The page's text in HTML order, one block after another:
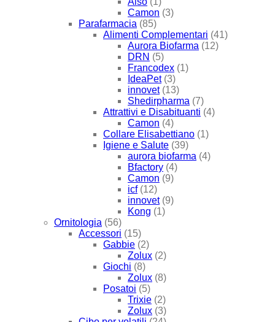
Camon (3)
Parafarmacia (85)
Alimenti Complementari (41)
Aurora Biofarma (12)
DRN (5)
Francodex (1)
IdeaPet (3)
innovet (13)
Shedirpharma (7)
Attrattivi e Disabituanti (4)
Camon (4)
Collare Elisabettiano (1)
Igiene e Salute (39)
aurora biofarma (4)
Bfactory (4)
Camon (9)
icf (12)
innovet (9)
Kong (1)
Ornitologia (56)
Accessori (15)
Gabbie (2)
Zolux (2)
Giochi (8)
Zolux (8)
Posatoi (5)
Trixie (2)
Zolux (3)